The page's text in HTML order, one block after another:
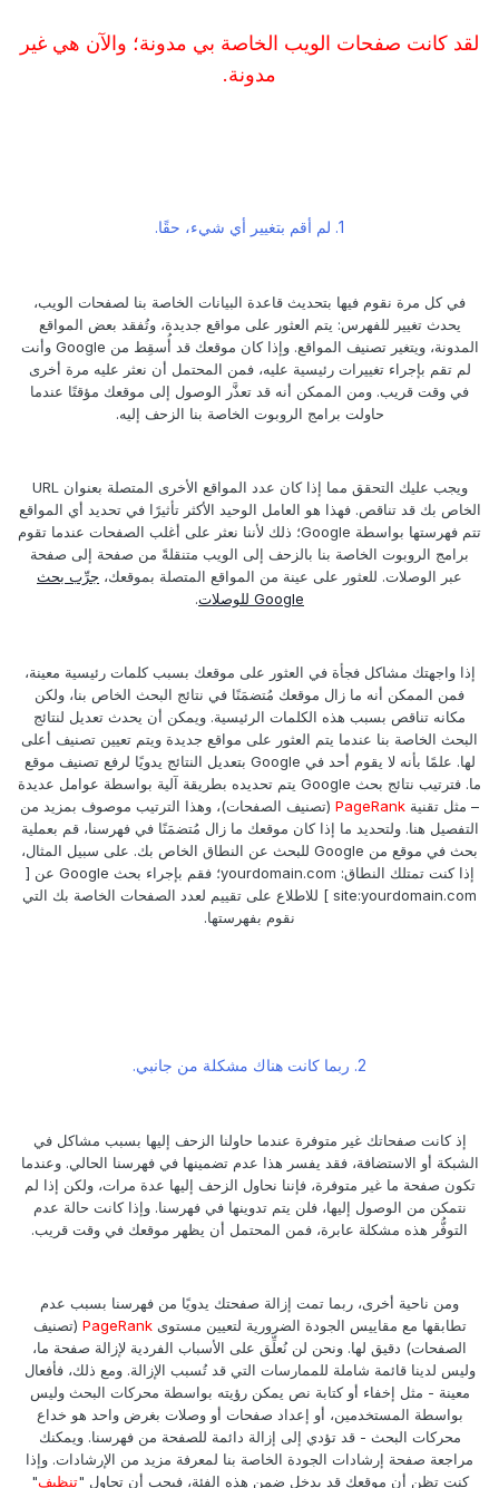
لقد كانت صفحات الويب الخاصة بي مدونة؛ والآن هي غير
مدونة.
في كل مرة نقوم فيها بتحديث قاعدة البيانات الخاصة بنا لصفحات الويب،
يحدث تغيير للفهرس: يتم العثور على مواقع جديدة، وتُفقد بعض المواقع
المدونة، ويتغير تصنيف المواقع. وإذا كان موقعك قد أُسقِط من Google وأنت
لم تقم بإجراء تغييرات رئيسية عليه، فمن المحتمل أن نعثر عليه مرة أخرى
في وقت قريب. ومن الممكن أنه قد تعذَّر الوصول إلى موقعك مؤقتًا عندما
حاولت برامج الروبوت الخاصة بنا الزحف إليه.
ويجب عليك التحقق مما إذا كان عدد المواقع الأخرى المتصلة بعنوان URL
الخاص بك قد تناقص. فهذا هو العامل الوحيد الأكثر تأثيرًا في تحديد أي المواقع
تتم فهرستها بواسطة Google؛ ذلك لأننا نعثر على أغلب الصفحات عندما تقوم
برامج الروبوت الخاصة بنا بالزحف إلى الويب متنقلةً من صفحة إلى صفحة
عبر الوصلات. للعثور على عينة من المواقع المتصلة بموقعك، جرِّب بحث
Google للوصلات
.
إذا واجهتك مشاكل فجأة في العثور على موقعك بسبب كلمات رئيسية معينة،
فمن الممكن أنه ما زال موقعك مُتضمَنًا في نتائج البحث الخاص بنا، ولكن
مكانه تناقص بسبب هذه الكلمات الرئيسية. ويمكن أن يحدث تعديل لنتائج
البحث الخاصة بنا عندما يتم العثور على مواقع جديدة ويتم تعيين تصنيف أعلى
لها. علمًا بأنه لا يقوم أحد في Google بتعديل النتائج يدويًا لرفع تصنيف موقع
ما. فترتيب نتائج بحث Google يتم تحديده بطريقة آلية بواسطة عوامل عديدة
– مثل تقنية PageRank(تصنيف الصفحات)، وهذا الترتيب موصوف بمزيد من
التفصيل هنا. ولتحديد ما إذا كان موقعك ما زال مُتضمَنًا في فهرسنا، قم بعملية
بحث في موقع من Google للبحث عن النطاق الخاص بك. على سبيل المثال،
إذا كنت تمتلك النطاق: yourdomain.com؛ فقم بإجراء بحث Google عن [
site:yourdomain.com ] للاطلاع على تقييم لعدد الصفحات الخاصة بك التي
نقوم بفهرستها.
2. ربما كانت هناك مشكلة من جانبي.
إذ كانت صفحاتك غير متوفرة عندما حاولنا الزحف إليها بسبب مشاكل في
الشبكة أو الاستضافة، فقد يفسر هذا عدم تضمينها في فهرسنا الحالي. وعندما
تكون صفحة ما غير متوفرة، فإننا نحاول الزحف إليها عدة مرات، ولكن إذا لم
نتمكن من الوصول إليها، فلن يتم تدوينها في فهرسنا. وإذا كانت حالة عدم
التوفُّر هذه مشكلة عابرة، فمن المحتمل أن يظهر موقعك في وقت قريب.
ومن ناحية أخرى، ربما تمت إزالة صفحتك يدويًا من فهرسنا بسبب عدم
تطابقها مع مقاييس الجودة الضرورية لتعيين مستوىPageRank(تصنيف
الصفحات) دقيق لها. ونحن لن نُعلِّق على الأسباب الفردية لإزالة صفحة ما،
وليس لدينا قائمة شاملة للممارسات التي قد تُسبب الإزالة. ومع ذلك، فأفعال
معينة - مثل إخفاء أو كتابة نص يمكن رؤيته بواسطة محركات البحث وليس
بواسطة المستخدمين، أو إعداد صفحات أو وصلات بغرض واحد هو خداع
محركات البحث - قد تؤدي إلى إزالة دائمة للصفحة من فهرسنا. ويمكنك
مراجعة صفحة إرشادات الجودة الخاصة بنا لمعرفة مزيد من الإرشادات. وإذا
كنت تظن أن موقعك قد يدخل ضمن هذه الفئة، فيجب أن تحاول "تنظيف"